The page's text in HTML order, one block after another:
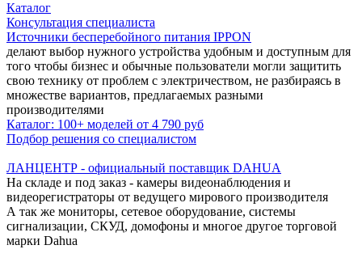
Каталог
Консультация специалиста
Источники бесперебойного питания IPPON
делают выбор нужного устройства удобным и доступным для
того чтобы бизнес и обычные пользователи могли защитить
свою технику от проблем с электричеством, не разбираясь в
множестве вариантов, предлагаемых разными
производителями
Каталог: 100+ моделей от 4 790 руб
Подбор решения со специалистом
ЛАНЦЕНТР - официальный поставщик DAHUA
На складе и под заказ - камеры видеонаблюдения и
видеорегистраторы от ведущего мирового производителя
А так же мониторы, сетевое оборудование, системы
сигнализации, СКУД, домофоны и многое другое торговой
марки Dahua